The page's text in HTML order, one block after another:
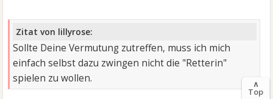
Zitat von lillyrose:
Sollte Deine Vermutung zutreffen, muss ich mich
einfach selbst dazu zwingen nicht die "Retterin"
spielen zu wollen.
∧
Top